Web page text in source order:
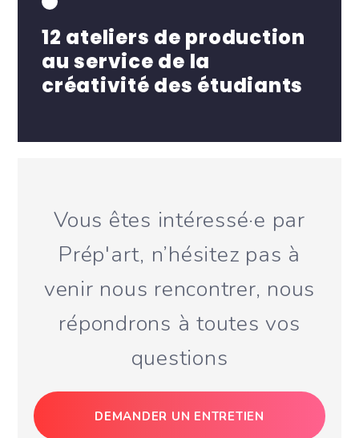
12 ateliers de production
au service de la
créativité des étudiants
Vous êtes intéressé·e par
Prép'art, n’hésitez pas à
venir nous rencontrer, nous
répondrons à toutes vos
questions
DEMANDER UN ENTRETIEN